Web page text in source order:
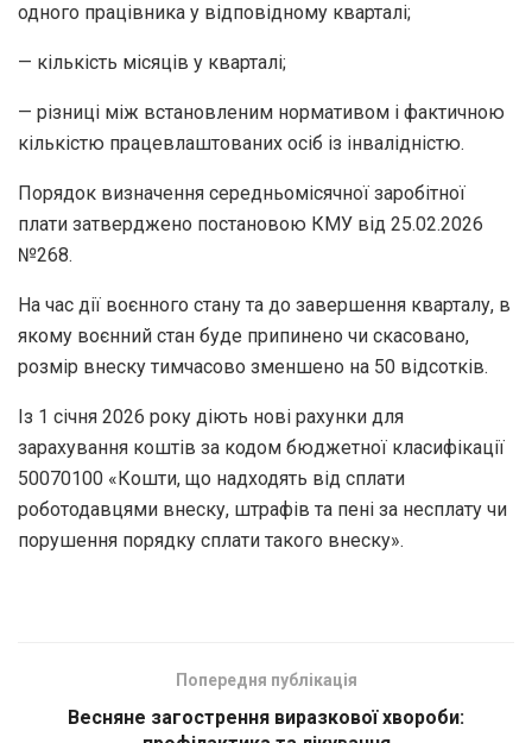
одного працівника у відповідному кварталі;
— кількість місяців у кварталі;
— різниці між встановленим нормативом і фактичною
кількістю працевлаштованих осіб із інвалідністю.
Порядок визначення середньомісячної заробітної
плати затверджено постановою КМУ від 25.02.2026
№268.
На час дії воєнного стану та до завершення кварталу, в
якому воєнний стан буде припинено чи скасовано,
розмір внеску тимчасово зменшено на 50 відсотків.
Із 1 січня 2026 року діють нові рахунки для
зарахування коштів за кодом бюджетної класифікації
50070100 «Кошти, що надходять від сплати
роботодавцями внеску, штрафів та пені за несплату чи
порушення порядку сплати такого внеску».
Попередня публікація
Весняне загострення виразкової хвороби: